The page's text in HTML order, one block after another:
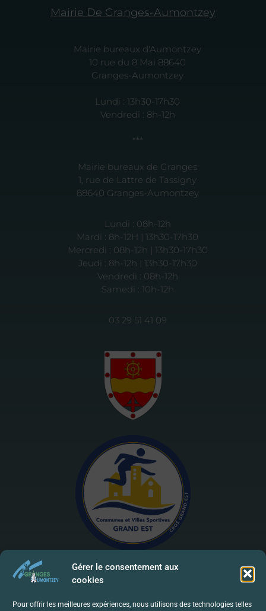
Gérer le consentement aux
cookies
Pour offrir les meilleures expériences, nous utilisons des technologies telles
Mairie De Granges-Aumontzey
Mairie bureaux d'Aumontzey
10 rue du 8 Mai 88640
Granges-Aumontzey
Lundi : 13h30-17h30
Vendredi : 8h-12h
***
Mairie bureaux de Granges
1, rue de Lattre de Tassigny
88640 Granges-Aumontzey
Lundi : 08h-12h
Mardi : 8h-12H | 13h30-17h30
Mercredi : 08h-12h | 13h30-17h30
Jeudi : 8h-12h | 13h30-17h30
Vendredi : 08h-12h
Samedi : 10h-12h
03 29 51 41 09
Mentions Légales | RGPD